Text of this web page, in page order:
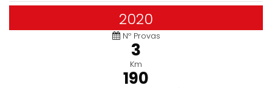
2020
Nº Provas
3
Km
190